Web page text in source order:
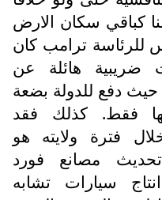
كباقي سكان الارض
للرئاسة ترامب كان
ضريبية هائلة عن
دفع للدولة بضعة
فقط. كذلك فقد
فترة ولايته هو
تحديث مصانع فورد
سيارات تشابه